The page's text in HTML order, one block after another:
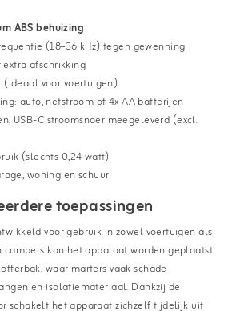
ABS behuizing
(18–36 kHz) tegen gewenning
afschrikking
voor voertuigen)
auto, netstroom of 4x AA batterijen
USB-C stroomsnoer meegeleverd (excl.
(slechts 0,24 watt)
woning en schuur
toepassingen
voor gebruik in zowel voertuigen als
campers kan het apparaat worden geplaatst
waar marters vaak schade
en isolatiemateriaal. Dankzij de
schakelt het apparaat zichzelf tijdelijk uit